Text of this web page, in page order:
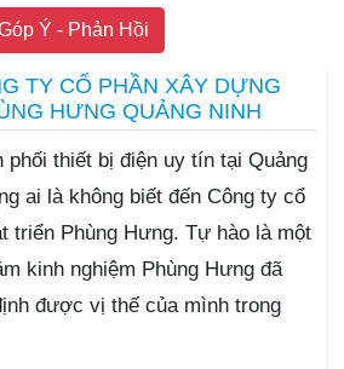
Ý - Phản Hồi
TY CỔ PHẦN XÂY DỰNG
HƯNG QUẢNG NINH
phối thiết bị điện uy tín tại Quảng
ai là không biết đến Công ty cổ
triển Phùng Hưng. Tự hào là một
kinh nghiệm Phùng Hưng đã
được vị thế của mình trong